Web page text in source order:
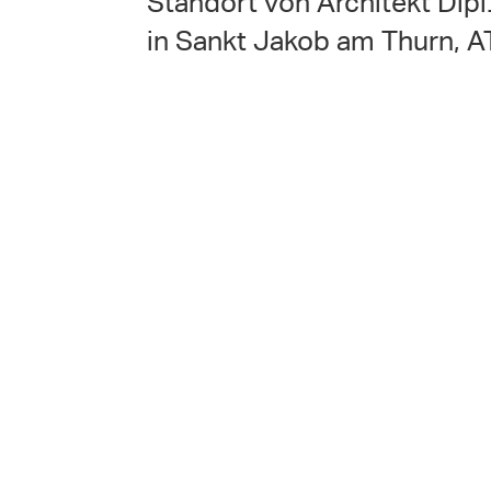
in Sankt Jakob am Thurn,